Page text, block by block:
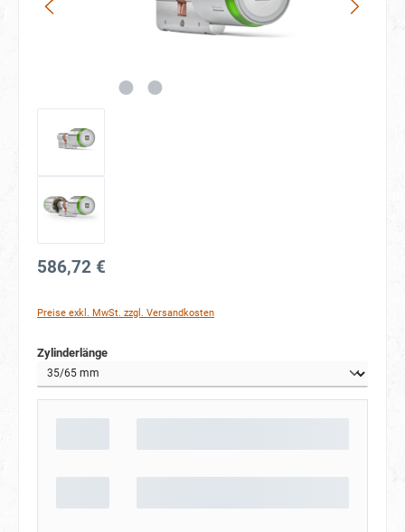
586,72 €
Preise exkl. MwSt. zzgl. Versandkosten
Zylinderlängeauswählen